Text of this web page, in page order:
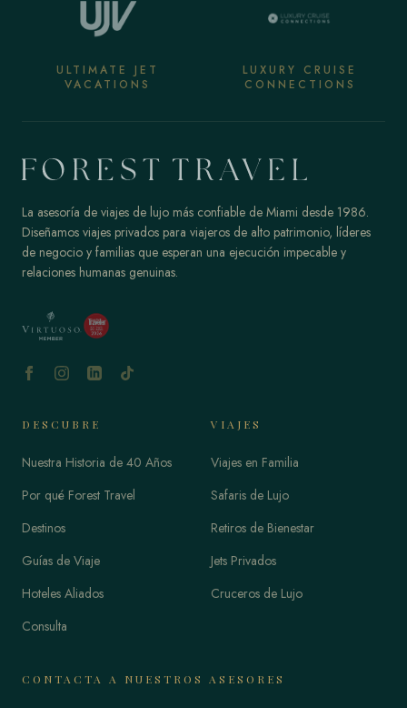
ULTIMATE JET
VACATIONS
LUXURY CRUISE
CONNECTIONS
La asesoría de viajes de lujo más confiable de Miami desde 1986.
Diseñamos viajes privados para viajeros de alto patrimonio, líderes
de negocio y familias que esperan una ejecución impecable y
relaciones humanas genuinas.
DESCUBRE
Nuestra Historia de 40 Años
Por qué Forest Travel
Destinos
Guías de Viaje
Hoteles Aliados
Consulta
VIAJES
Viajes en Familia
Safaris de Lujo
Retiros de Bienestar
Jets Privados
Cruceros de Lujo
CONTACTA A NUESTROS ASESORES